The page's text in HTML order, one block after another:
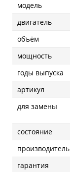
модель
двигатель
объём
мощность
годы выпуска
артикул
для замены
состояние
производитель
гарантия